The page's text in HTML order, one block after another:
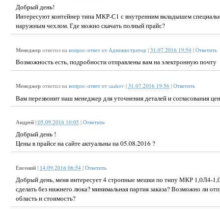
Добрый день!
Интересуют контейнер типа МКР-С1 с внутренним вкладышем
наружным чехлом. Где можно скачать полный прайс?
Менеджер ответил на вопрос-ответ от Администратор | 31.07.2016 19:54 | Ответить
Возможность есть, подробности отправлены вам на электронную почту
Менеджер ответил на вопрос-ответ от saahov | 31.07.2016 19:56 | Ответить
Вам перезвонит наш менеджер для уточнения деталей и согласования
Андрей | 05.09.2016 10:05 | Ответить
Добрый день !
Цены в прайсе на сайте актуальны на 05.08.2016 ?
Евгений | 14.09.2016 06:54 | Ответить
Добрый день, меня интересует 4 стропные мешки по типу МКР 1,0Л4-
сделать без нижнего люка? минимальная партия заказа? Возможно ли
область и стоимость?